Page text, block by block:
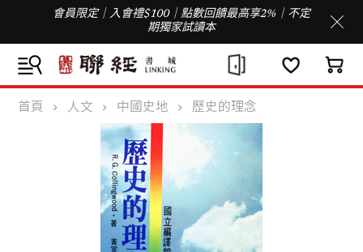
會員限定｜入會禮$100｜點數回饋最高享2%｜不定
期獨家試讀本
首頁 人文 中國史地 歷史的理念